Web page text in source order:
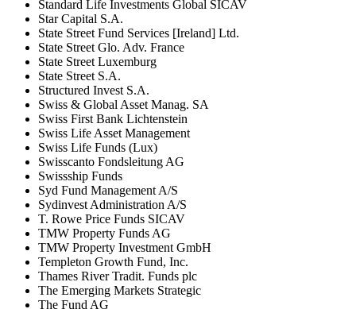
Standard Life Investments Global SICAV
Star Capital S.A.
State Street Fund Services [Ireland] Ltd.
State Street Glo. Adv. France
State Street Luxemburg
State Street S.A.
Structured Invest S.A.
Swiss & Global Asset Manag. SA
Swiss First Bank Lichtenstein
Swiss Life Asset Management
Swiss Life Funds (Lux)
Swisscanto Fondsleitung AG
Swissship Funds
Syd Fund Management A/S
Sydinvest Administration A/S
T. Rowe Price Funds SICAV
TMW Property Funds AG
TMW Property Investment GmbH
Templeton Growth Fund, Inc.
Thames River Tradit. Funds plc
The Emerging Markets Strategic
The Fund AG